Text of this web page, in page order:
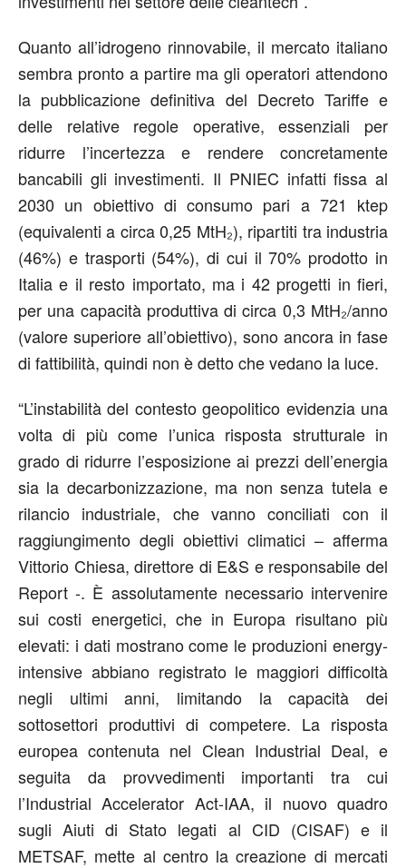
Quanto all’idrogeno rinnovabile, il mercato italiano
sembra pronto a partire ma gli operatori attendono
la pubblicazione definitiva del Decreto Tariffe e
delle relative regole operative, essenziali per
ridurre l’incertezza e rendere concretamente
bancabili gli investimenti. Il PNIEC infatti fissa al
2030 un obiettivo di consumo pari a 721 ktep
(equivalenti a circa 0,25 MtH₂), ripartiti tra industria
(46%) e trasporti (54%), di cui il 70% prodotto in
Italia e il resto importato, ma i 42 progetti in fieri,
per una capacità produttiva di circa 0,3 MtH₂/anno
(valore superiore all’obiettivo), sono ancora in fase
di fattibilità, quindi non è detto che vedano la luce.
“L’instabilità del contesto geopolitico evidenzia una
volta di più come l’unica risposta strutturale in
grado di ridurre l’esposizione ai prezzi dell’energia
sia la decarbonizzazione, ma non senza tutela e
rilancio industriale, che vanno conciliati con il
raggiungimento degli obiettivi climatici – afferma
Vittorio Chiesa, direttore di E&S e responsabile del
Report -. È assolutamente necessario intervenire
sui costi energetici, che in Europa risultano più
elevati: i dati mostrano come le produzioni energy-
intensive abbiano registrato le maggiori difficoltà
negli ultimi anni, limitando la capacità dei
sottosettori produttivi di competere. La risposta
europea contenuta nel Clean Industrial Deal, e
seguita da provvedimenti importanti tra cui
l’Industrial Accelerator Act-IAA, il nuovo quadro
sugli Aiuti di Stato legati al CID (CISAF) e il
METSAF, mette al centro la creazione di mercati